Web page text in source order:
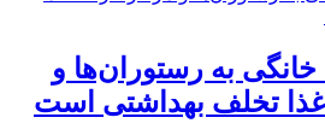
خانگی به رستوران‌ها و
تخلف بهداشتی است